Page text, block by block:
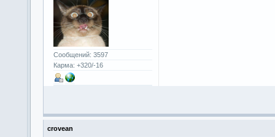
Сообщений: 3597
Карма: +320/-16
crovean